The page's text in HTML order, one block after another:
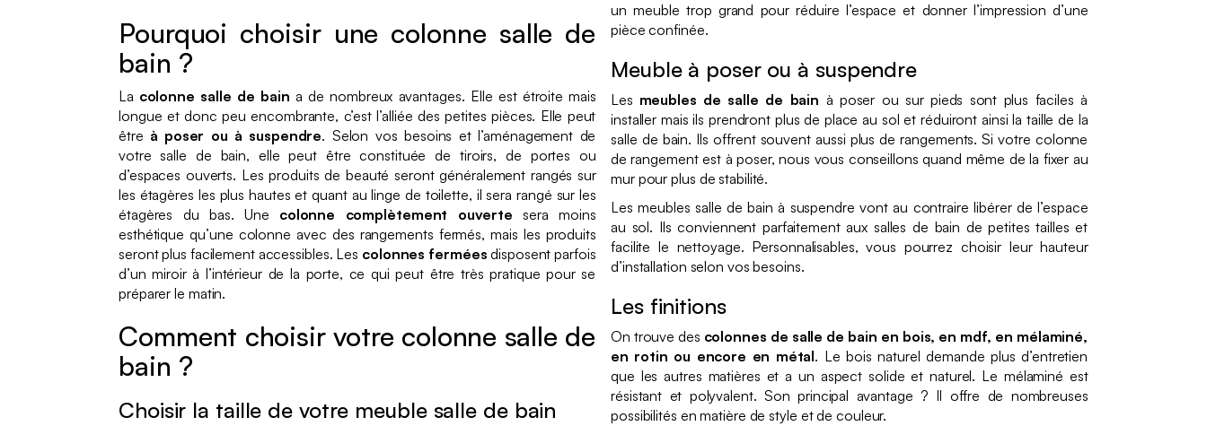
Pourquoi choisir une colonne salle de
bain ?
La colonne salle de bain a de nombreux avantages. Elle est étroite mais
longue et donc peu encombrante, c’est l’alliée des petites pièces. Elle peut
être à poser ou à suspendre. Selon vos besoins et l’aménagement de
votre salle de bain, elle peut être constituée de tiroirs, de portes ou
d’espaces ouverts. Les produits de beauté seront généralement rangés sur
les étagères les plus hautes et quant au linge de toilette, il sera rangé sur les
étagères du bas. Une colonne complètement ouverte sera moins
esthétique qu’une colonne avec des rangements fermés, mais les produits
seront plus facilement accessibles. Les colonnes fermées disposent parfois
d’un miroir à l’intérieur de la porte, ce qui peut être très pratique pour se
préparer le matin.
Comment choisir votre colonne salle de
bain ?
Choisir la taille de votre meuble salle de bain
un meuble trop grand pour réduire l’espace et donner l’impression d’une
pièce confinée.
Meuble à poser ou à suspendre
Les meubles de salle de bain à poser ou sur pieds sont plus faciles à
installer mais ils prendront plus de place au sol et réduiront ainsi la taille de la
salle de bain. Ils offrent souvent aussi plus de rangements. Si votre colonne
de rangement est à poser, nous vous conseillons quand même de la fixer au
mur pour plus de stabilité.
Les meubles salle de bain à suspendre vont au contraire libérer de l’espace
au sol. Ils conviennent parfaitement aux salles de bain de petites tailles et
facilite le nettoyage. Personnalisables, vous pourrez choisir leur hauteur
d’installation selon vos besoins.
Les finitions
On trouve des colonnes de salle de bain en bois, en mdf, en mélaminé,
en rotin ou encore en métal. Le bois naturel demande plus d’entretien
que les autres matières et a un aspect solide et naturel. Le mélaminé est
résistant et polyvalent. Son principal avantage ? Il offre de nombreuses
possibilités en matière de style et de couleur.